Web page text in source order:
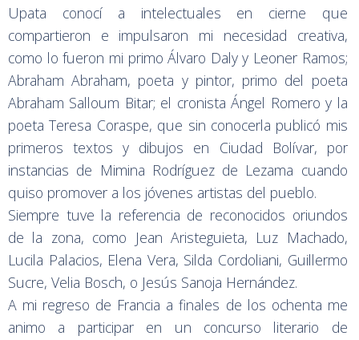
Upata conocí a intelectuales en cierne que
compartieron e impulsaron mi necesidad creativa,
como lo fueron mi primo Álvaro Daly y Leoner Ramos;
Abraham Abraham, poeta y pintor, primo del poeta
Abraham Salloum Bitar; el cronista Ángel Romero y la
poeta Teresa Coraspe, que sin conocerla publicó mis
primeros textos y dibujos en Ciudad Bolívar, por
instancias de Mimina Rodríguez de Lezama cuando
quiso promover a los jóvenes artistas del pueblo.
Siempre tuve la referencia de reconocidos oriundos
de la zona, como Jean Aristeguieta, Luz Machado,
Lucila Palacios, Elena Vera, Silda Cordoliani, Guillermo
Sucre, Velia Bosch, o Jesús Sanoja Hernández.
A mi regreso de Francia a finales de los ochenta me
animo a participar en un concurso literario de